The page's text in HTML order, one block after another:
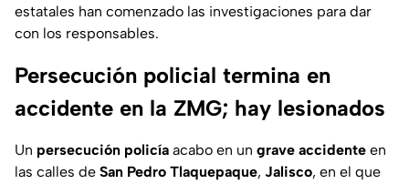
estatales han comenzado las investigaciones para dar
con los responsables.
Persecución policial termina en
accidente en la ZMG; hay lesionados
Un persecución policía acabo en un grave accidente en
las calles de San Pedro Tlaquepaque, Jalisco, en el que